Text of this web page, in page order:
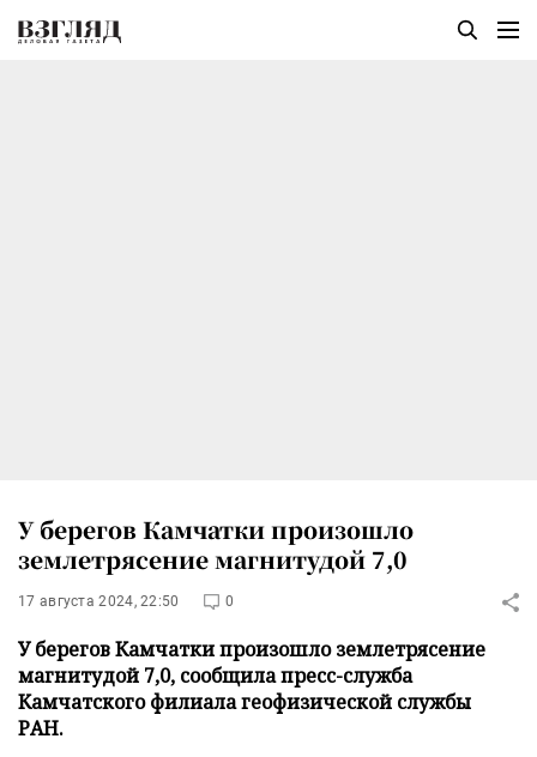
У берегов Камчатки произошло
землетрясение магнитудой 7,0
17 августа 2024, 22:50 0
У берегов Камчатки произошло землетрясение
магнитудой 7,0, сообщила пресс-служба
Камчатского филиала геофизической службы
РАН.